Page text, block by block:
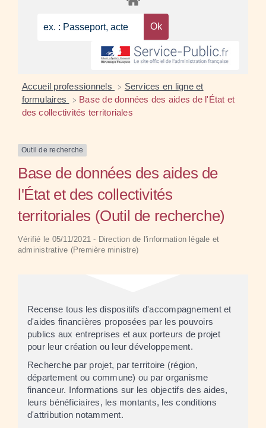
Accueil professionnels > Services en ligne et
formulaires
> Base de données des aides de l'État et
des collectivités territoriales
Outil de recherche
Base de données des aides de
l'État et des collectivités
territoriales (Outil de recherche)
Vérifié le 05/11/2021 - Direction de l'information légale et
administrative (Première ministre)
Recense tous les dispositifs d'accompagnement et
d'aides financières proposées par les pouvoirs
publics aux entreprises et aux porteurs de projet
pour leur création ou leur développement.
Recherche par projet, par territoire (région,
département ou commune) ou par organisme
financeur. Informations sur les objectifs des aides,
leurs bénéficiaires, les montants, les conditions
d'attribution notamment.